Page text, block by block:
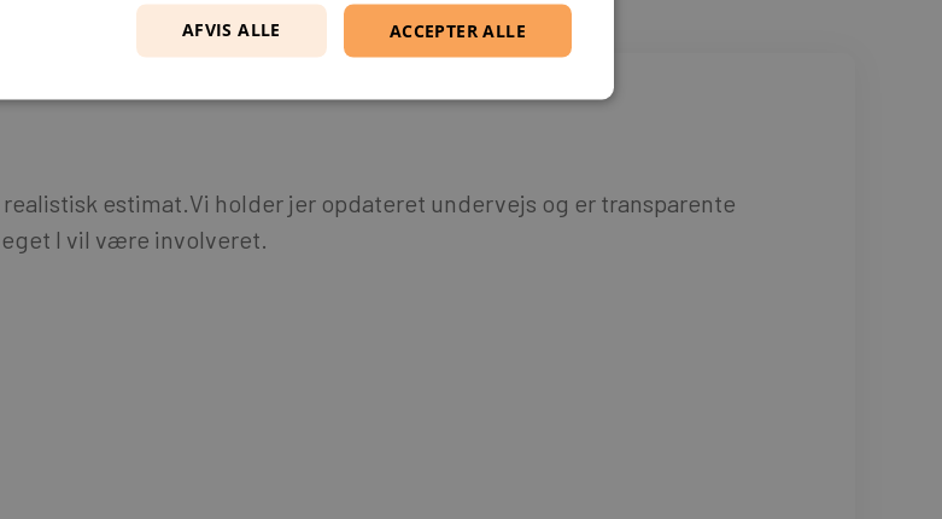
estimat.Vi holder jer opdateret undervejs og er transparente
I vil være involveret.
ACCEPTER ALLE
AFVIS ALLE